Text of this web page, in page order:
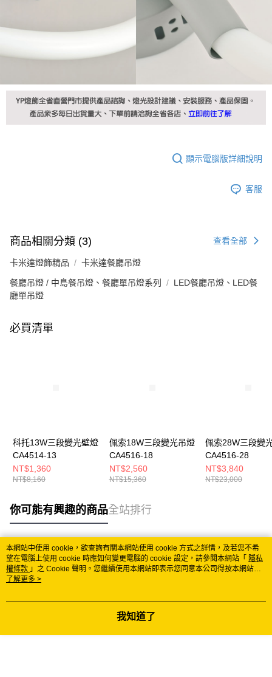
顯示電腦版詳細說明
客服
商品相關分類 (3) 查看全部
卡米達燈飾精品 卡米達餐廳吊燈
餐廳吊燈 / 中島餐吊燈、餐廳單吊燈系列
LED餐廳吊燈、LED餐
廳單吊燈
必買清單
科托13W三段變光壁燈
CA4514-13
NT$1,360
NT$8,160
佩索18W三段變光吊燈
CA4516-18
NT$2,560
NT$15,360
佩索28W三段變
CA4516-28
NT$3,840
NT$23,000
你可能有興趣的商品全站排行
熱門標籤
本網站中使用 cookie，欲查詢有關本網站使用 cookie 方式之詳情，及若您不希
望在電腦上使用 cookie 時應如何變更電腦的 cookie 設定，請參閱本網站「 隱私
權條款 」之 Cookie 聲明。您繼續使用本網站即表示您同意本公司得按本網站使
用條款之 Cookie 聲明使用 cookie。
了解更多 >
我知道了